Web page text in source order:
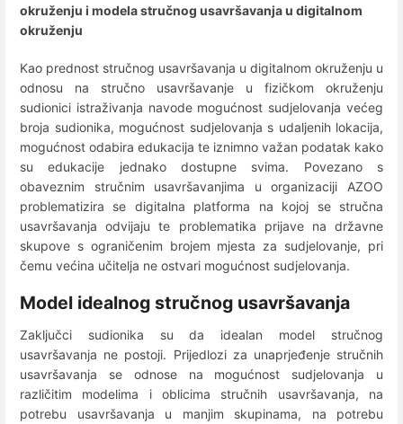
okruženju i modela stručnog usavršavanja u digitalnom
okruženju
Kao prednost stručnog usavršavanja u digitalnom okruženju u
odnosu na stručno usavršavanje u fizičkom okruženju
sudionici istraživanja navode mogućnost sudjelovanja većeg
broja sudionika, mogućnost sudjelovanja s udaljenih lokacija,
mogućnost odabira edukacija te iznimno važan podatak kako
su edukacije jednako dostupne svima. Povezano s
obaveznim stručnim usavršavanjima u organizaciji AZOO
problematizira se digitalna platforma na kojoj se stručna
usavršavanja odvijaju te problematika prijave na državne
skupove s ograničenim brojem mjesta za sudjelovanje, pri
čemu većina učitelja ne ostvari mogućnost sudjelovanja.
Model idealnog stručnog usavršavanja
Zaključci sudionika su da idealan model stručnog
usavršavanja ne postoji. Prijedlozi za unaprjeđenje stručnih
usavršavanja se odnose na mogućnost sudjelovanja u
različitim modelima i oblicima stručnih usavršavanja, na
potrebu usavršavanja u manjim skupinama, na potrebu